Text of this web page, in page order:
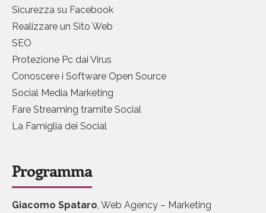
Sicurezza su Facebook
Realizzare un Sito Web
SEO
Protezione Pc dai Virus
Conoscere i Software Open Source
Social Media Marketing
Fare Streaming tramite Social
La Famiglia dei Social
Programma
Giacomo Spataro, Web Agency – Marketing